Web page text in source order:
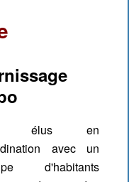
élus en
avec un
d'habitants